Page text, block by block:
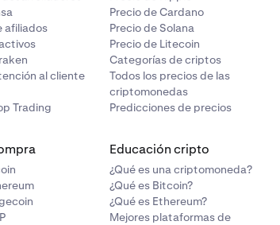
afiliados
al cliente
Trading
Precio de Cardano
Precio de Solana
Precio de Litecoin
Categorías de criptos
Todos los precios de las
criptomonedas
Predicciones de precios
Educación cripto
¿Qué es una criptomoneda?
¿Qué es Bitcoin?
¿Qué es Ethereum?
Mejores plataformas de